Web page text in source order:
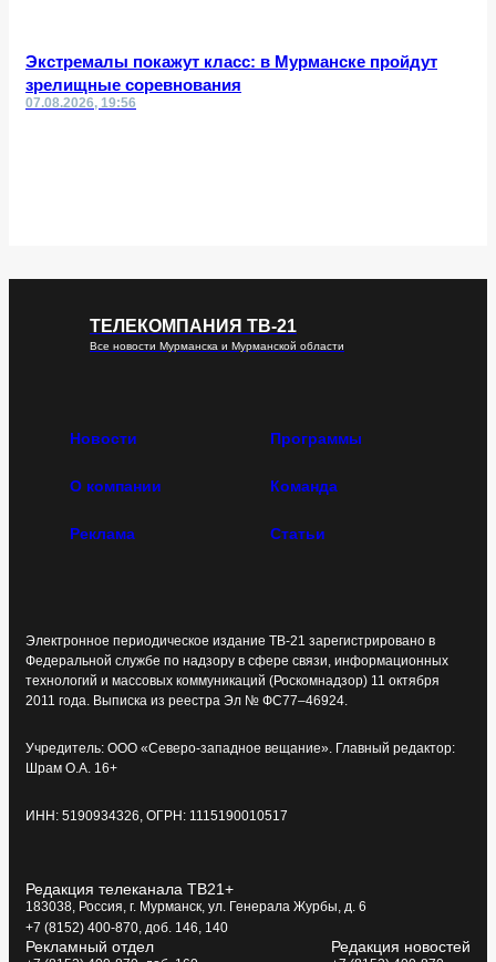
Экстремалы покажут класс: в Мурманске пройдут
зрелищные соревнования
07.08.2026, 19:56
ТЕЛЕКОМПАНИЯ ТВ-21
Все новости Мурманска и Мурманской области
Новости Программы
О компании Команда
Реклама Статьи
Электронное периодическое издание ТВ-21 зарегистрировано в
Федеральной службе по надзору в сфере связи, информационных
технологий и массовых коммуникаций (Роскомнадзор) 11 октября
2011 года. Выписка из реестра Эл № ФС77–46924.
Учредитель: ООО «Северо-западное вещание». Главный редактор:
Шрам О.А. 16+
ИНН: 5190934326, ОГРН: 1115190010517
Редакция телеканала ТВ21+
183038, Россия, г. Мурманск, ул. Генерала Журбы, д. 6
+7 (8152) 400-870, доб. 146, 140
Рекламный отдел Редакция новостей